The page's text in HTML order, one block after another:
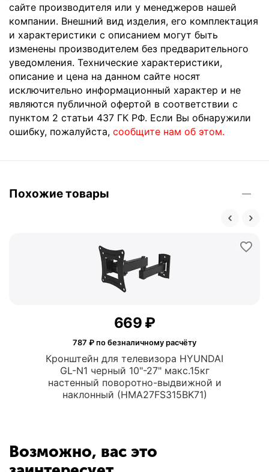
сайте производителя или у менеджеров нашей
компании. Внешний вид изделия, его комплектация
и характеристики с описанием могут быть
изменены производителем без предварительного
уведомления. Технические характеристики,
описание и цена на данном сайте носят
исключительно информационный характер и не
являются публичной офертой в соответствии с
пунктом 2 статьи 437 ГК РФ. Если Вы обнаружили
ошибку, пожалуйста, сообщите нам об этом.
Похожие товары
Кронштейн для телевизора HYUNDAI
GL-N1 черный 10"-27" макс.15кг
настенный поворотно-выдвижной и
наклонный (HMA27FS315BK71)
‍669‍ ₽
787 ₽ по безналичному расчёту
Возможно, вас это